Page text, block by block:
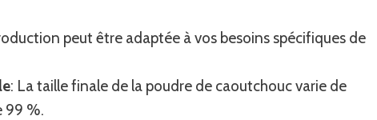
peut être adaptée à vos besoins spécifiques de
: La taille finale de la poudre de caoutchouc varie de
99 %.